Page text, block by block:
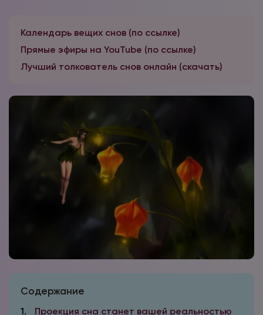
Календарь вещих снов (по ссылке)
Прямые эфиры на YouTube (по ссылке)
Лучший толкователь снов онлайн (скачать)
Содержание
1
Проекция сна станет вашей реальностью